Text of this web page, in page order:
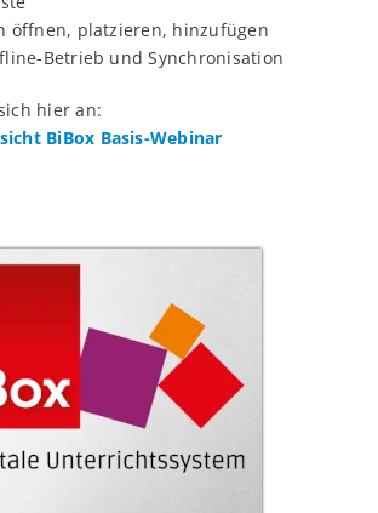
öffnen, platzieren, hinzufügen
Betrieb und Synchronisation
hier an:
BiBox Basis-Webinar